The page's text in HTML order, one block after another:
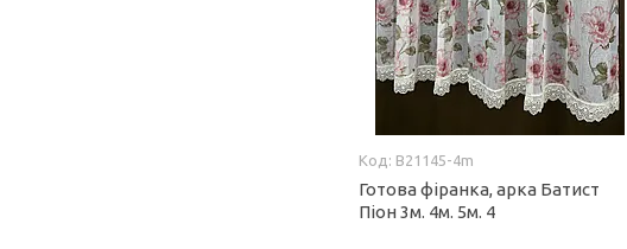
B21145-4m
Готова фіранка, арка Батист
Піон 3м. 4м. 5м. 4